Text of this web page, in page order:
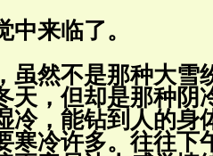
来临了。
虽然不是那种大雪
天，但却是那种阴
冷，能钻到人的身
寒冷许多。往往下